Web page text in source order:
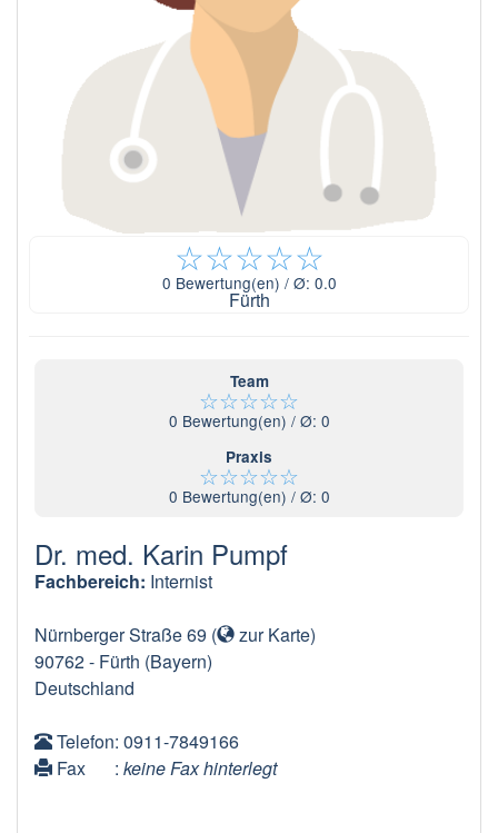
☆☆☆☆☆
0 Bewertung(en) / Ø: 0.0
Fürth
Team
☆☆☆☆☆
0 Bewertung(en) / Ø: 0
Praxis
☆☆☆☆☆
0 Bewertung(en) / Ø: 0
Dr. med. Karin Pumpf
Fachbereich: Internist
Nürnberger Straße 69 ( zur Karte)
90762- Fürth (Bayern)
Deutschland
Telefon: 0911-7849166
Fax
: keine Fax hinterlegt